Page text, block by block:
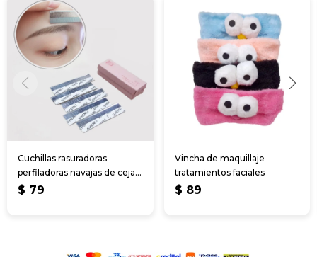
Cuchillas rasuradoras
perfiladoras navajas de cejas
10pcs
$ 79
Vincha de maquillaje
tratamientos faciales
$ 89